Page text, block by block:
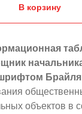
В корзину
объектов в